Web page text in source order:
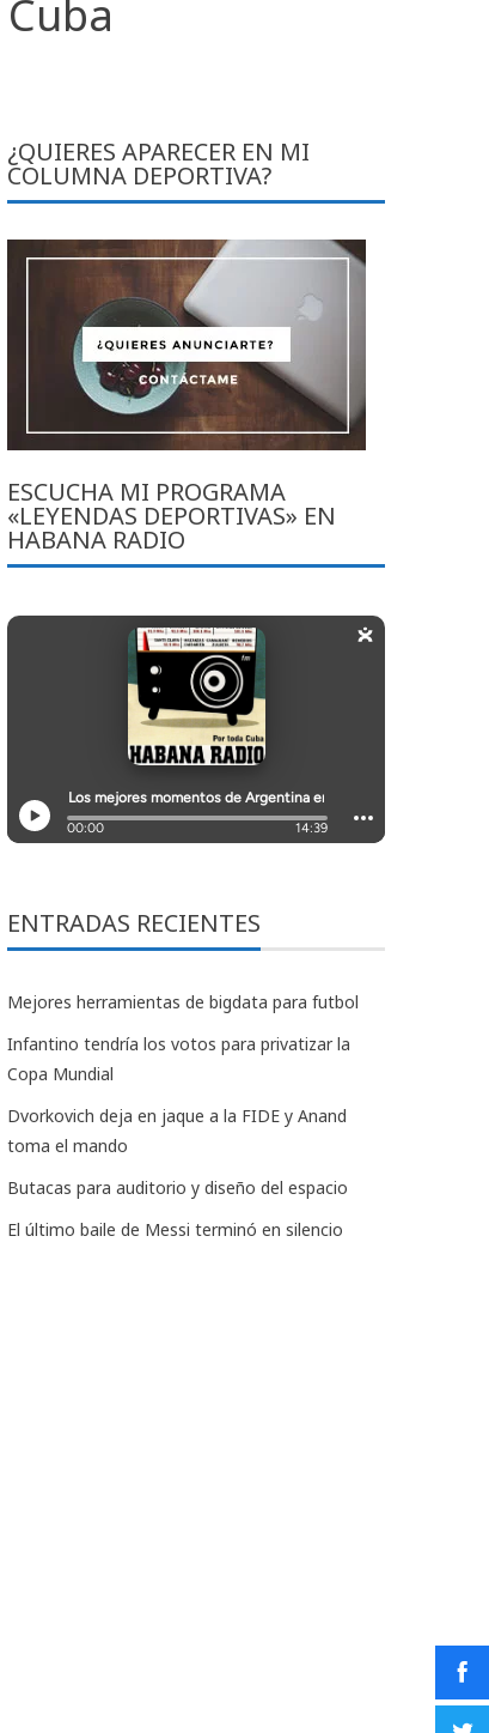
¿QUIERES APARECER EN MI
COLUMNA DEPORTIVA?
ESCUCHA MI PROGRAMA
«LEYENDAS DEPORTIVAS» EN
HABANA RADIO
ENTRADAS RECIENTES
Mejores herramientas de bigdata para futbol
Infantino tendría los votos para privatizar la
Copa Mundial
Dvorkovich deja en jaque a la FIDE y Anand
toma el mando
Butacas para auditorio y diseño del espacio
El último baile de Messi terminó en silencio